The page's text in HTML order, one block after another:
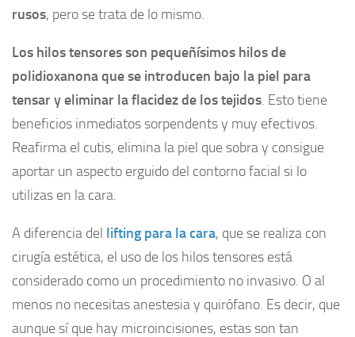
rusos, pero se trata de lo mismo.
Los hilos tensores son pequeñísimos hilos de
polidioxanona que se introducen bajo la piel para
tensar y eliminar la flacidez de los tejidos. Esto tiene
beneficios inmediatos sorpendents y muy efectivos.
Reafirma el cutis, elimina la piel que sobra y consigue
aportar un aspecto erguido del contorno facial si lo
utilizas en la cara.
A diferencia del lifting para la cara, que se realiza con
cirugía estética, el uso de los hilos tensores está
considerado como un procedimiento no invasivo. O al
menos no necesitas anestesia y quirófano. Es decir, que
aunque sí que hay microincisiones, estas son tan